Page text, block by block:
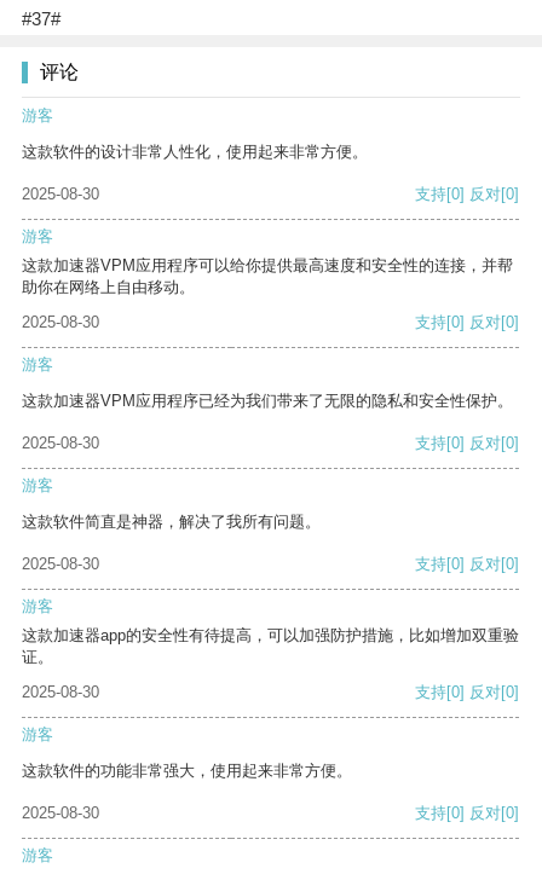
#37#
评论
游客
这款软件的设计非常人性化，使用起来非常方便。
2025-08-30 支持[0] 反对[0]
游客
这款加速器VPM应用程序可以给你提供最高速度和安全性的连接，并帮
助你在网络上自由移动。
2025-08-30
支持[0] 反对[0]
游客
这款加速器VPM应用程序已经为我们带来了无限的隐私和安全性保护。
2025-08-30 支持[0] 反对[0]
游客
这款软件简直是神器，解决了我所有问题。
2025-08-30 支持[0] 反对[0]
游客
这款加速器app的安全性有待提高，可以加强防护措施，比如增加双重验
证。
2025-08-30
支持[0] 反对[0]
游客
这款软件的功能非常强大，使用起来非常方便。
2025-08-30 支持[0] 反对[0]
游客